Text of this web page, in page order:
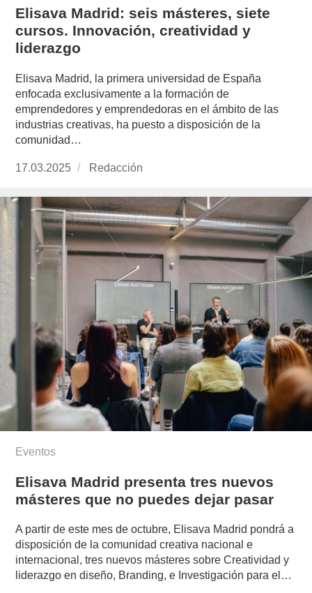
Elisava Madrid: seis másteres, siete
cursos. Innovación, creatividad y
liderazgo
Elisava Madrid, la primera universidad de España
enfocada exclusivamente a la formación de
emprendedores y emprendedoras en el ámbito de las
industrias creativas, ha puesto a disposición de la
comunidad…
Publicado
17.03.2025 https://www.experimenta.es/author/redaccion/
Redacción
Eventos
Elisava Madrid presenta tres nuevos
másteres que no puedes dejar pasar
A partir de este mes de octubre, Elisava Madrid pondrá a
disposición de la comunidad creativa nacional e
internacional, tres nuevos másteres sobre Creatividad y
liderazgo en diseño, Branding, e Investigación para el…